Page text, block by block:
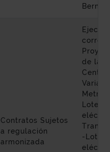
Contratos Sujetos
a regulación
armonizada
de las
Lote
-Lote